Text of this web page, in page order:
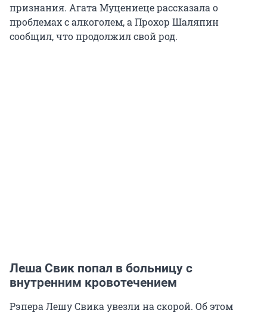
признания. Агата Муцениеце рассказала о
проблемах с алкоголем, а Прохор Шаляпин
сообщил, что продолжил свой род.
Леша Свик попал в больницу с
внутренним кровотечением
Рэпера Лешу Свика увезли на скорой. Об этом